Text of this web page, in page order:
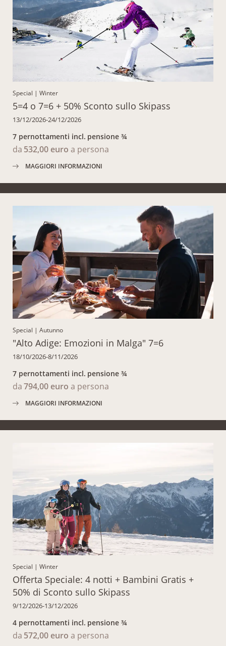
Special | Winter
5=4 o 7=6 + 50% Sconto sullo Skipass
13/12/2026-24/12/2026
7 pernottamenti incl. pensione ¾
da 532,00 euro a persona
MAGGIORI INFORMAZIONI
Special | Autunno
"Alto Adige: Emozioni in Malga" 7=6
18/10/2026-8/11/2026
7 pernottamenti incl. pensione ¾
da794,00 euro a persona
MAGGIORI INFORMAZIONI
Special | Winter
Offerta Speciale: 4 notti + Bambini Gratis +
50% di Sconto sullo Skipass
9/12/2026-13/12/2026
4 pernottamenti incl. pensione ¾
da 572,00 euro a persona